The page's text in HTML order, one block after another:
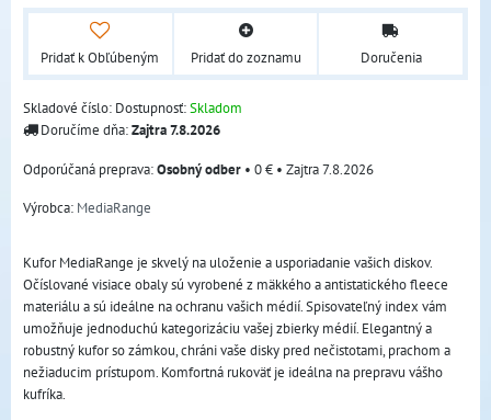
Pridať k Obľúbeným Pridať do zoznamu Doručenia
Skladové číslo: Dostupnosť:Skladom
Doručíme dňa:Zajtra7.8.2026
Osobný odber • 0 € • Zajtra7.8.2026
Výrobca: MediaRange
Kufor MediaRange je skvelý na uloženie a usporiadanie vašich diskov.
Očíslované visiace obaly sú vyrobené z mäkkého a antistatického fleece
materiálu a sú ideálne na ochranu vašich médií. Spisovateľný index vám
umožňuje jednoduchú kategorizáciu vašej zbierky médií. Elegantný a
robustný kufor so zámkou, chráni vaše disky pred nečistotami, prachom a
nežiaducim prístupom. Komfortná rukoväť je ideálna na prepravu vášho
kufríka.